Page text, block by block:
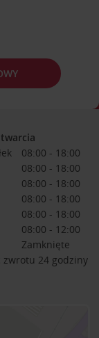
08:00 - 18:00
08:00 - 18:00
08:00 - 18:00
08:00 - 18:00
08:00 - 18:00
08:00 - 12:00
Zamknięte
zwrotu 24 godziny